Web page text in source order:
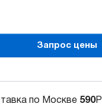
Запрос цены
по Москве 590Р